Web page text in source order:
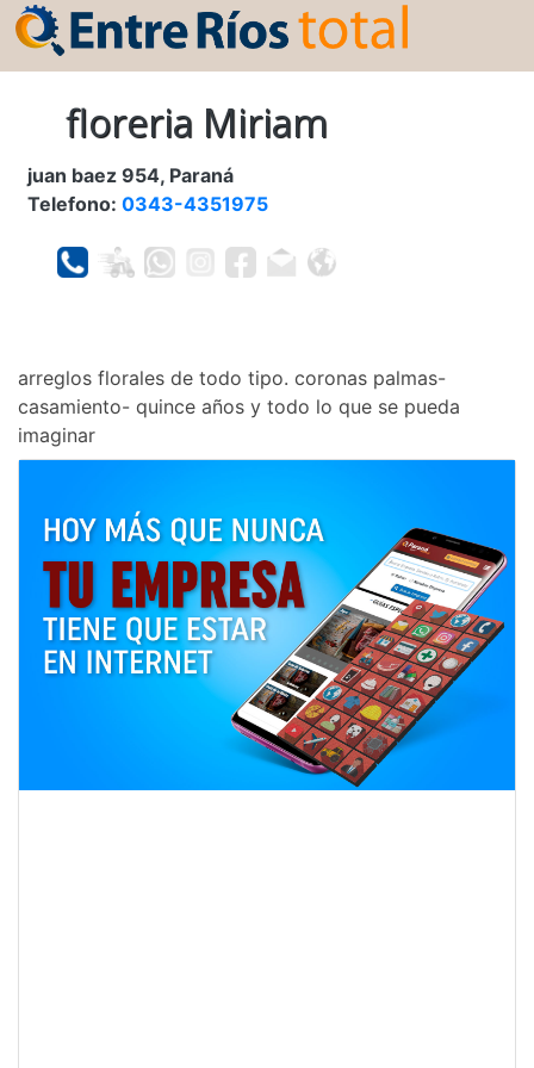
floreria Miriam
juan baez 954, Paraná
Telefono: 0343-4351975
arreglos florales de todo tipo. coronas palmas-
casamiento- quince años y todo lo que se pueda
imaginar